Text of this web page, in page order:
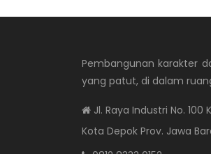
Pembangunan karakter
yang patut, di dalam
Jl. Raya Industri No.
Kota Depok Prov. Jawa